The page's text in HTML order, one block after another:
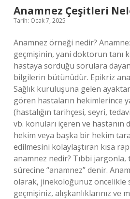
Anamnez Çeşitleri
Tarih: Ocak 7, 2025
Anamnez örneği nedir?
geçmişinin, yani doktorun tanı
hastaya sorduğu sorulara
bilgilerin bütünüdür. Epikriz
Sağlık kuruluşuna gelen
gören hastaların hekimlerince
(hastalığın tarihçesi, seyri,
vb. konuları içeren ve hastanın
hekim veya başka bir hekim
edilmesini kolaylaştıran kısa
anamnez nedir? Tıbbi jargonla,
sürecine “anamnez” denir.
olarak, jinekoloğunuz öncelikle
geçmişiniz, alışkanlıklarınız ve